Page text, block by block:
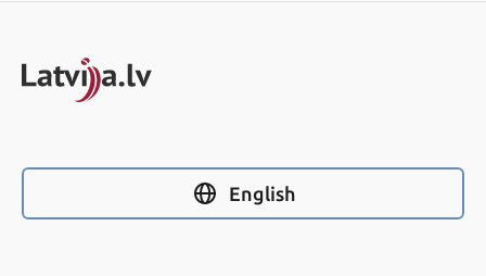
English